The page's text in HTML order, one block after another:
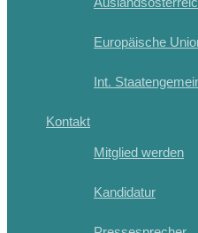
Europäische
Int.
Kontakt
Mitglied werden
Kandidatur